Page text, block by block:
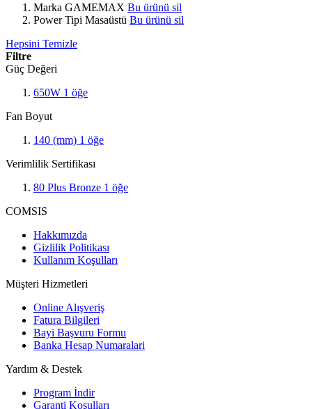
Marka GAMEMAX Bu ürünü sil
Power Tipi Masaüstü Bu ürünü sil
Hepsini Temizle
Filtre
Güç Değeri
650W 1 öğe
Fan Boyut
140 (mm) 1 öğe
Verimlilik Sertifikası
80 Plus Bronze 1 öğe
COMSIS
Hakkımızda
Gizlilik Politikası
Kullanım Koşulları
Müşteri Hizmetleri
Online Alışveriş
Fatura Bilgileri
Bayi Başvuru Formu
Banka Hesap Numaralari
Yardım & Destek
Program İndir
Garanti Koşulları